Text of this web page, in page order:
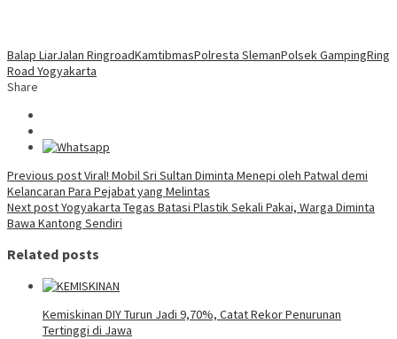
Balap LiarJalan RingroadKamtibmasPolresta SlemanPolsek GampingRing
Road Yogyakarta
Share
Post
navigation
Previous postViral! Mobil Sri Sultan Diminta Menepi oleh Patwal demi
Kelancaran Para Pejabat yang Melintas
Next postYogyakarta Tegas Batasi Plastik Sekali Pakai, Warga Diminta
Bawa Kantong Sendiri
Related posts
Kemiskinan DIY Turun Jadi 9,70%, Catat Rekor Penurunan
Tertinggi di Jawa